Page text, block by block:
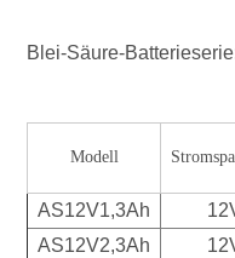
Blei-Säure-
Modell
AS12V1,3Ah
AS12V2,3Ah